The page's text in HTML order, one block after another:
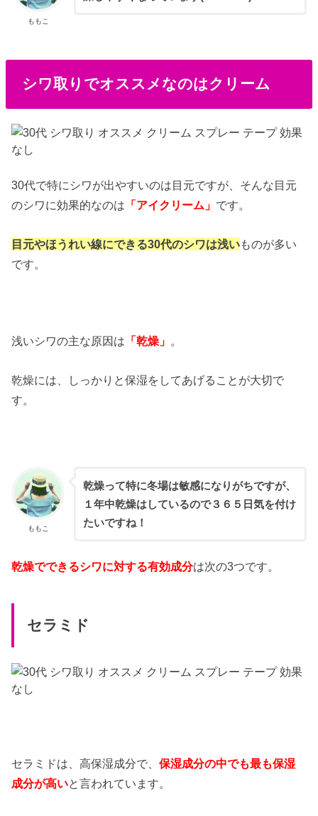
ももこ
シワ取りでオススメなのはクリーム
30代で特にシワが出やすいのは目元ですが、そんな目元
のシワに効果的なのは 「アイクリーム」 です。
目元やほうれい線にできる30代のシワは浅いものが多い
です。
浅いシワの主な原因は 「乾燥」 。
乾燥には、しっかりと保湿をしてあげることが大切で
す。
ももこ
乾燥って特に冬場は敏感になりがちですが、
１年中乾燥はしているので３６５日気を付け
たいですね！
乾燥でできるシワに対する有効成分は次の3つです。
セラミド
セラミドは、高保湿成分で、保湿成分の中でも最も保湿
成分が高いと言われています。